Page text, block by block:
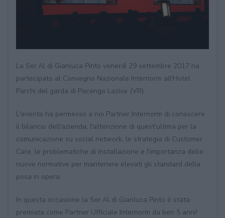
La Ser.Al di Gianluca Pinto venerdì 29 settembre 2017 ha
partecipato al Convegno Nazionale Internorm all'Hotel
Parchi del garda di Pacengo Lazise (VR).
L'evento ha permesso a noi Partner Internorm di conoscere
il bilancio dell'azienda, l'attenzione di quest'ultima per la
comunicazione su social network, le strategia di Customer
Care, le problematiche di installazione e l'importanza delle
nuove normative per mantenere elevati gli standard della
posa in opera.
In questa occasione la Ser.Al di Gianluca Pinto è stata
premiata come Partner Ufficiale Internorm da ben 5 anni!